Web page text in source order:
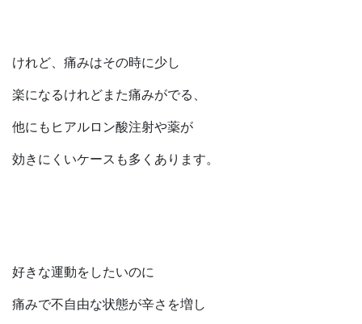
けれど、痛みはその時に少し
楽になるけれどまた痛みがでる、
他にもヒアルロン酸注射や薬が
効きにくいケースも多くあります。
好きな運動をしたいのに
痛みで不自由な状態が辛さを増し